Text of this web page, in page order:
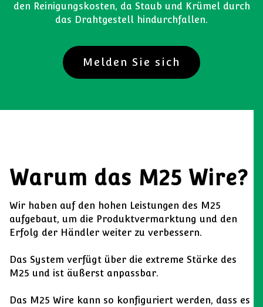
den Reinigungskosten, da Staub und Krümel durch
das Drahtgestell hindurchfallen.
Melden Sie sich
Warum das M25 Wire?
Wir haben auf den hohen Leistungen des M25
aufgebaut, um die Produktvermarktung und den
Erfolg der Händler weiter zu verbessern.
Das System verfügt über die extreme Stärke des
M25 und ist äußerst anpassbar.
Das M25 Wire kann so konfiguriert werden, dass es